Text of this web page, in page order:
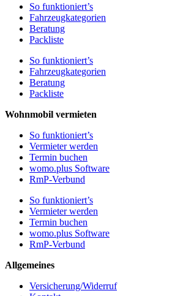
So funktioniert’s
Fahrzeugkategorien
Beratung
Packliste
So funktioniert’s
Fahrzeugkategorien
Beratung
Packliste
Wohnmobil vermieten
So funktioniert’s
Vermieter werden
Termin buchen
womo.plus Software
RmP-Verbund
So funktioniert’s
Vermieter werden
Termin buchen
womo.plus Software
RmP-Verbund
Allgemeines
Versicherung/Widerruf